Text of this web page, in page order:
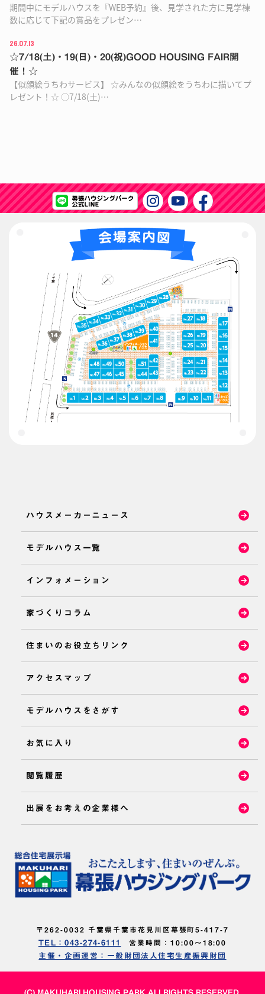
期間中にモデルハウスを『WEB予約』後、見学された方に見学棟
数に応じて下記の賞品をプレゼン…
26.07.13
☆7/18(土)・19(日)・20(祝)GOOD HOUSING FAIR開
催！☆
【似顔絵うちわサービス】 ☆みんなの似顔絵をうちわに描いてプ
レゼント！☆ ○7/18(土)…
ハウスメーカーニュース
モデルハウス一覧
インフォメーション
家づくりコラム
住まいのお役立ちリンク
アクセスマップ
モデルハウスをさがす
お気に入り
閲覧履歴
出展をお考えの企業様へ
〒262-0032 千葉県千葉市花見川区幕張町5-417-7
TEL：043-274-6111 営業時間：10:00～18:00
主催・企画運営：一般財団法人住宅生産振興財団